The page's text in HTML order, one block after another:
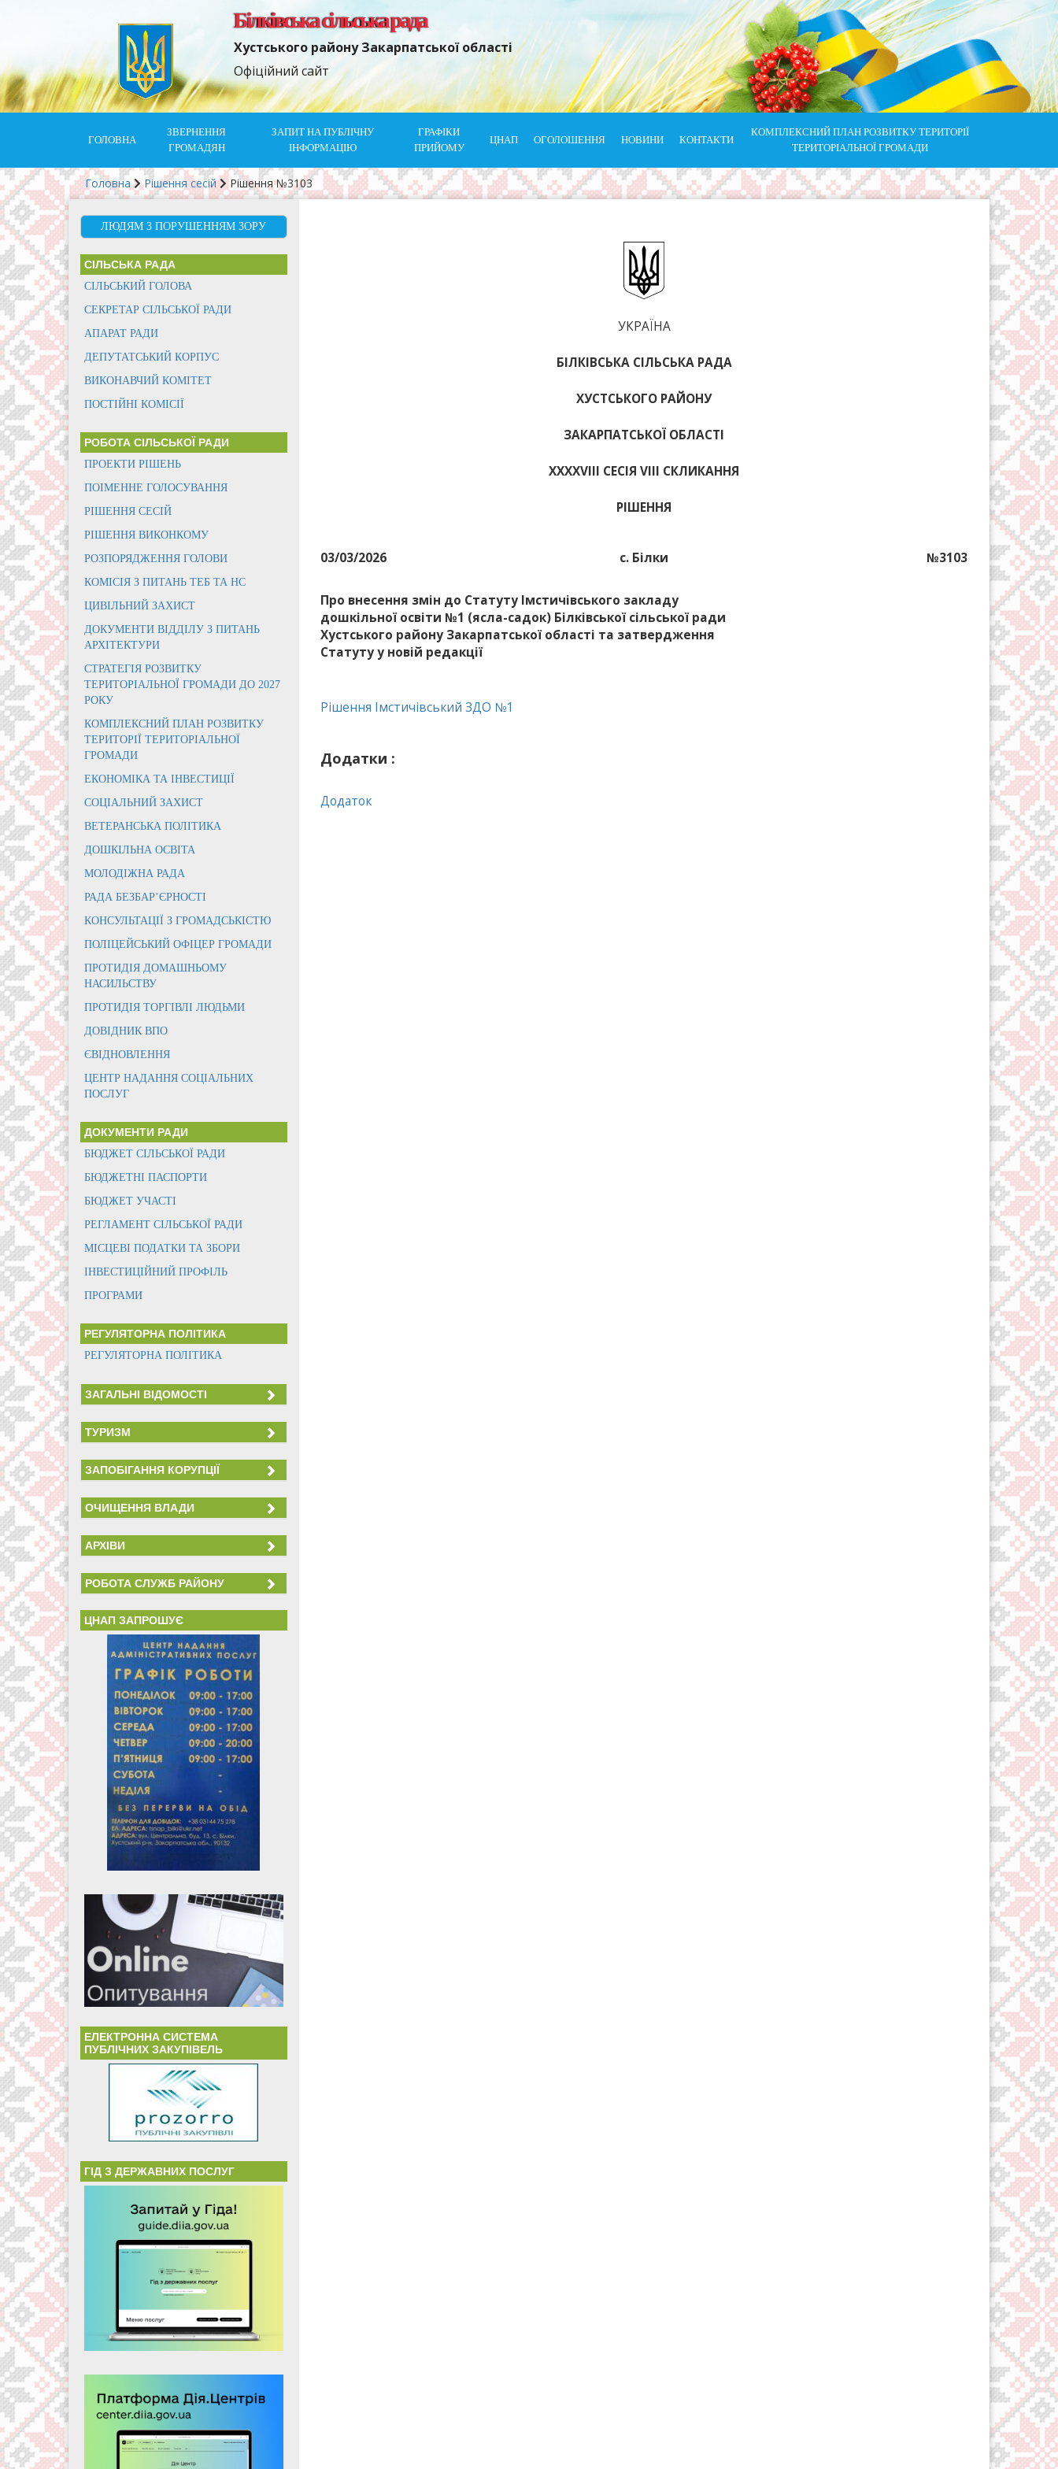
Білківська сільська рада
Хустського району Закарпатської області
Офіційний сайт
ГОЛОВНА
ЗВЕРНЕННЯ
ГРОМАДЯН
ЗАПИТ НА ПУБЛІЧНУ
ІНФОРМАЦІЮ
ГРАФІКИ
ПРИЙОМУ
ЦНАП ОГОЛОШЕННЯ НОВИНИ КОНТАКТИ
КОМПЛЕКСНИЙ ПЛАН РОЗВИТКУ ТЕРИТОРІЇ
ТЕРИТОРІАЛЬНОЇ ГРОМАДИ
Головна Рішення сесій Рішення №3103
ЛЮДЯМ З ПОРУШЕННЯМ ЗОРУ
СІЛЬСЬКА РАДА
СІЛЬСЬКИЙ ГОЛОВА
СЕКРЕТАР СІЛЬСЬКОЇ РАДИ
АПАРАТ РАДИ
ДЕПУТАТСЬКИЙ КОРПУС
ВИКОНАВЧИЙ КОМІТЕТ
ПОСТІЙНІ КОМІСІЇ
РОБОТА СІЛЬСЬКОЇ РАДИ
ПРОЕКТИ РІШЕНЬ
ПОІМЕННЕ ГОЛОСУВАННЯ
РІШЕННЯ СЕСІЙ
РІШЕННЯ ВИКОНКОМУ
РОЗПОРЯДЖЕННЯ ГОЛОВИ
КОМІСІЯ З ПИТАНЬ ТЕБ ТА НС
ЦИВІЛЬНИЙ ЗАХИСТ
ДОКУМЕНТИ ВІДДІЛУ З ПИТАНЬ
АРХІТЕКТУРИ
СТРАТЕГІЯ РОЗВИТКУ
ТЕРИТОРІАЛЬНОЇ ГРОМАДИ ДО 2027
РОКУ
КОМПЛЕКСНИЙ ПЛАН РОЗВИТКУ
ТЕРИТОРІЇ ТЕРИТОРІАЛЬНОЇ
ГРОМАДИ
ЕКОНОМІКА ТА ІНВЕСТИЦІЇ
СОЦІАЛЬНИЙ ЗАХИСТ
ВЕТЕРАНСЬКА ПОЛІТИКА
ДОШКІЛЬНА ОСВІТА
МОЛОДІЖНА РАДА
РАДА БЕЗБАР’ЄРНОСТІ
КОНСУЛЬТАЦІЇ З ГРОМАДСЬКІСТЮ
ПОЛІЦЕЙСЬКИЙ ОФІЦЕР ГРОМАДИ
ПРОТИДІЯ ДОМАШНЬОМУ
НАСИЛЬСТВУ
ПРОТИДІЯ ТОРГІВЛІ ЛЮДЬМИ
ДОВІДНИК ВПО
ЄВІДНОВЛЕННЯ
ЦЕНТР НАДАННЯ СОЦІАЛЬНИХ
ПОСЛУГ
ДОКУМЕНТИ РАДИ
БЮДЖЕТ СІЛЬСЬКОЇ РАДИ
БЮДЖЕТНІ ПАСПОРТИ
БЮДЖЕТ УЧАСТІ
РЕГЛАМЕНТ СІЛЬСЬКОЇ РАДИ
МІСЦЕВІ ПОДАТКИ ТА ЗБОРИ
ІНВЕСТИЦІЙНИЙ ПРОФІЛЬ
ПРОГРАМИ
РЕГУЛЯТОРНА ПОЛІТИКА
РЕГУЛЯТОРНА ПОЛІТИКА
ЗАГАЛЬНІ ВІДОМОСТІ
ТУРИЗМ
ЗАПОБІГАННЯ КОРУПЦІЇ
ОЧИЩЕННЯ ВЛАДИ
АРХІВИ
РОБОТА СЛУЖБ РАЙОНУ
ЦНАП ЗАПРОШУЄ
ЕЛЕКТРОННА СИСТЕМА
ПУБЛІЧНИХ ЗАКУПІВЕЛЬ
ГІД З ДЕРЖАВНИХ ПОСЛУГ
УКРАЇНА
БІЛКІВСЬКА СІЛЬСЬКА РАДА
ХУСТСЬКОГО РАЙОНУ
ЗАКАРПАТСЬКОЇ ОБЛАСТІ
ХХХХVІІІ СЕСІЯ VIII СКЛИКАННЯ
РІШЕННЯ
03/03/2026 с. Білки №3103
Про внесення змін до Статуту Імстичівського закладу
дошкільної освіти №1 (ясла-садок) Білківської сільської ради
Хустського району Закарпатської області та затвердження
Статуту у новій редакції
Рішення Імстичівський ЗДО №1
Додатки :
Додаток